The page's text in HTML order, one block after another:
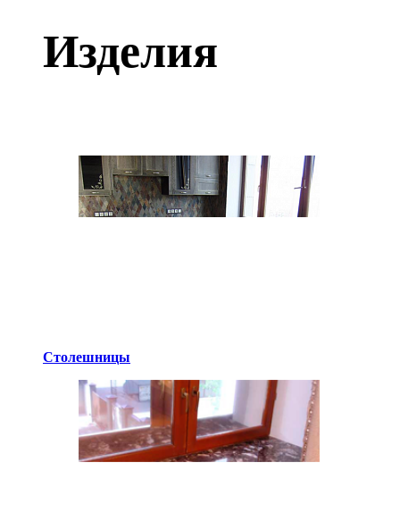
Изделия
Столешницы